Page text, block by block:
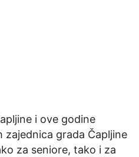
i ove godine
zajednica grada Čapljine
za seniore, tako i za